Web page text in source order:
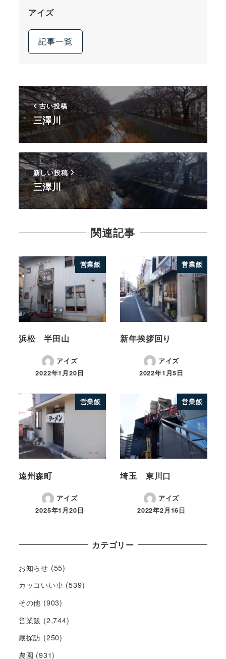
アイズ
記事一覧
古い投稿
三澤川
新しい投稿
三澤川
関連記事
営業飯
浜松 半田山
アイズ
2022年1月20日
営業飯
新年挨拶回り
アイズ
2022年1月5日
営業飯
遠州森町
アイズ
2025年1月20日
営業飯
埼玉 東川口
アイズ
2022年2月16日
カテゴリー
お知らせ (55)
カッコいい車 (539)
その他 (903)
営業飯 (2,744)
蔵探訪 (250)
農園 (931)